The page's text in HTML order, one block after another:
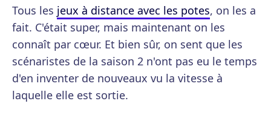
Tous les jeux à distance avec les potes, on les a
fait. C'était super, mais maintenant on les
connaît par cœur. Et bien sûr, on sent que les
scénaristes de la saison 2 n'ont pas eu le temps
d'en inventer de nouveaux vu la vitesse à
laquelle elle est sortie.